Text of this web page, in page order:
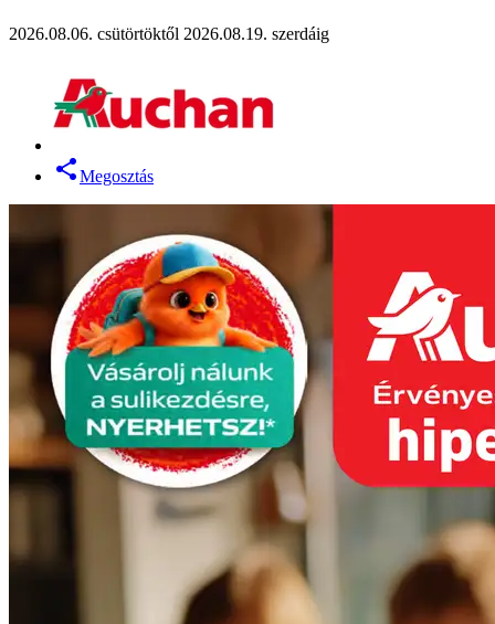
2026.08.06. csütörtöktől 2026.08.19. szerdáig
Megosztás